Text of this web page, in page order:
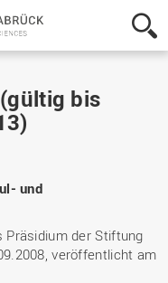
Hochschule
Osnabrück
-
of
Applied
bis
und
Präsidium der Stiftung
veröffentlicht am